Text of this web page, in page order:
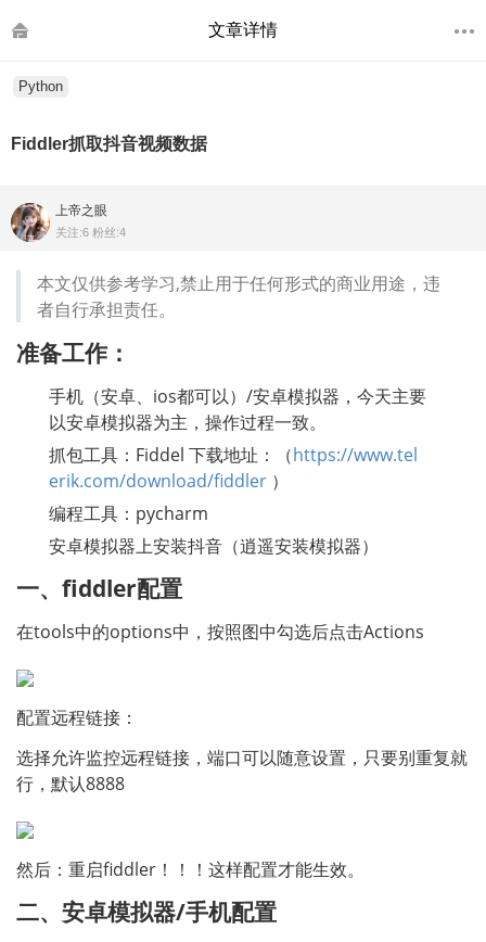
文章详情
Python
Fiddler抓取抖音视频数据
上帝之眼
关注:6 粉丝:4
本文仅供参考学习,禁止用于任何形式的商业用途，违
者自行承担责任。
准备工作：
手机（安卓、ios都可以）/安卓模拟器，今天主要
以安卓模拟器为主，操作过程一致。
抓包工具：Fiddel 下载地址：（https://www.tel
erik.com/download/fiddler ）
编程工具：pycharm
安卓模拟器上安装抖音（逍遥安装模拟器）
一、fiddler配置
在tools中的options中，按照图中勾选后点击Actions
配置远程链接：
选择允许监控远程链接，端口可以随意设置，只要别重复就
行，默认8888
然后：重启fiddler！！！这样配置才能生效。
二、安卓模拟器/手机配置